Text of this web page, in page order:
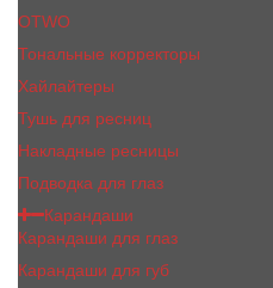
OTWO
Тональные корректоры
Хайлайтеры
Тушь для ресниц
Накладные ресницы
Подводка для глаз
Карандаши
Карандаши для глаз
Карандаши для губ